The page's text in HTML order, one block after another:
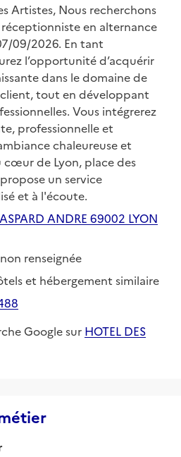
Artistes, Nous recherchons
en alternance
09/2026. En tant
l’opportunité d’acquérir
dans le domaine de
client, tout en développant
Vous intégrerez
professionnelle et
chaleureuse et
cœur de Lyon, place des
un service
et à l'écoute.
ANDRE 69002 LYON
non renseignée
et hébergement similaire
Google sur HOTEL DES